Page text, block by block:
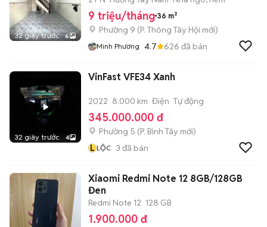
32 giây trước 6
9 triệu/tháng 36 m²
Phường 9 (P. Thông Tây Hội mới)
Minh Phương 4.7 626 đã bán
32 giây trước 4
VinFast VFE34 Xanh
2022 8.000 km Điện Tự động
345.000.000 đ
Phường 5 (P. Bình Tây mới)
L LỘC 3 đã bán
Xiaomi Redmi Note 12 8GB/128GB
Đen
Redmi Note 12 128 GB
1.900.000 đ